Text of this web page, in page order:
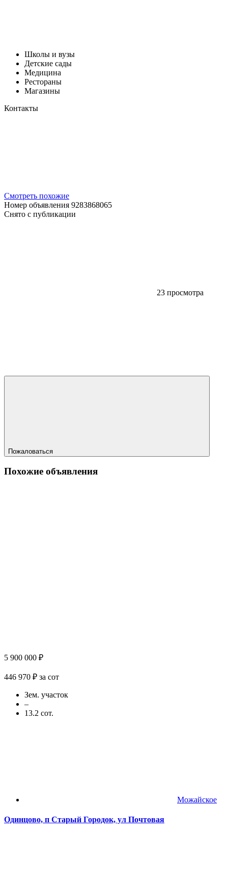
Школы и вузы
Детские сады
Медицина
Рестораны
Магазины
Контакты
Смотреть похожие
Номер объявления 9283868065
Снято с публикации
23 просмотра
Пожаловаться
Похожие объявления
5 900 000 ₽
446 970 ₽ за сот
Зем. участок
–
13.2 сот.
Можайское
Одинцово, п Старый Городок, ул Почтовая